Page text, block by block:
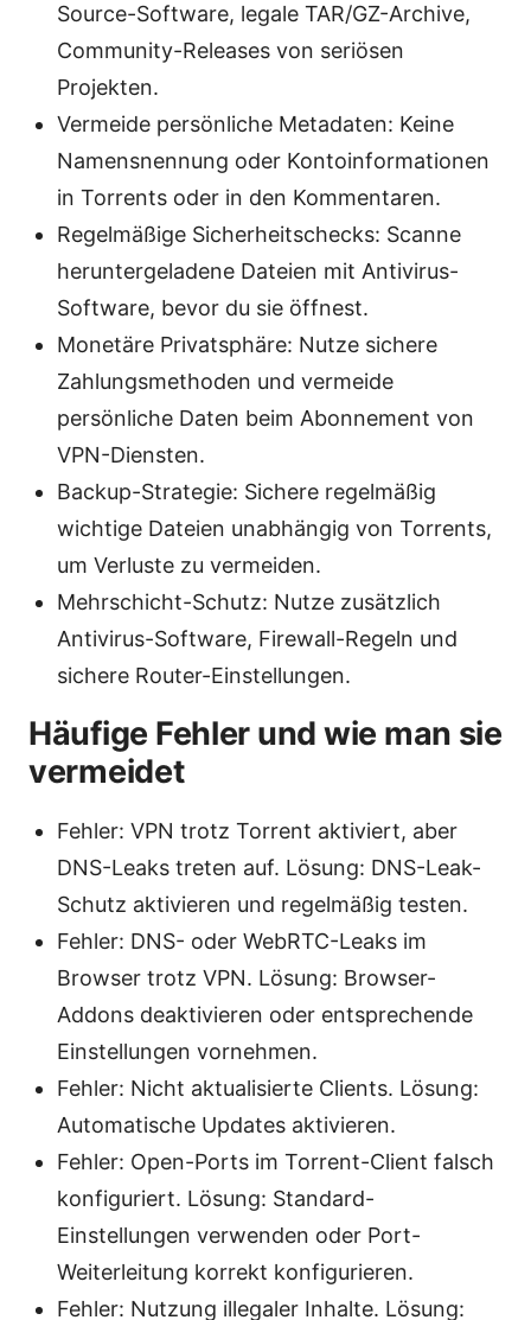
Source-Software, legale TAR/GZ-Archive,
Community-Releases von seriösen
Projekten.
Vermeide persönliche Metadaten: Keine
Namensnennung oder Kontoinformationen
in Torrents oder in den Kommentaren.
Regelmäßige Sicherheitschecks: Scanne
heruntergeladene Dateien mit Antivirus-
Software, bevor du sie öffnest.
Monetäre Privatsphäre: Nutze sichere
Zahlungsmethoden und vermeide
persönliche Daten beim Abonnement von
VPN-Diensten.
Backup-Strategie: Sichere regelmäßig
wichtige Dateien unabhängig von Torrents,
um Verluste zu vermeiden.
Mehrschicht-Schutz: Nutze zusätzlich
Antivirus-Software, Firewall-Regeln und
sichere Router-Einstellungen.
Häufige Fehler und wie man sie
vermeidet
Fehler: VPN trotz Torrent aktiviert, aber
DNS-Leaks treten auf. Lösung: DNS-Leak-
Schutz aktivieren und regelmäßig testen.
Fehler: DNS- oder WebRTC-Leaks im
Browser trotz VPN. Lösung: Browser-
Addons deaktivieren oder entsprechende
Einstellungen vornehmen.
Fehler: Nicht aktualisierte Clients. Lösung:
Automatische Updates aktivieren.
Fehler: Open-Ports im Torrent-Client falsch
konfiguriert. Lösung: Standard-
Einstellungen verwenden oder Port-
Weiterleitung korrekt konfigurieren.
Fehler: Nutzung illegaler Inhalte. Lösung: